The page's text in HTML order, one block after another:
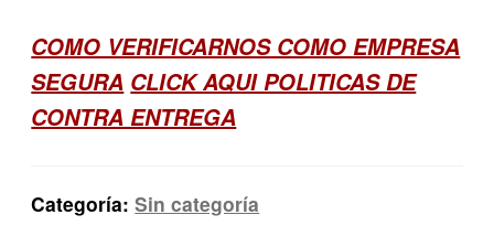
COMO VERIFICARNOS COMO EMPRESA
SEGURA CLICK AQUI POLITICAS DE
CONTRA ENTREGA
Categoría:Sin categoría